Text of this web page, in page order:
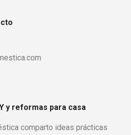
y reformas para casa
comparto ideas prácticas